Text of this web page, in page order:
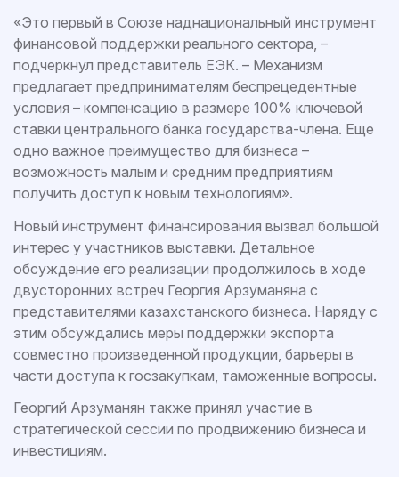
«Это первый в Союзе наднациональный инструмент
финансовой поддержки реального сектора, –
подчеркнул представитель ЕЭК. – Механизм
предлагает предпринимателям беспрецедентные
условия – компенсацию в размере 100% ключевой
ставки центрального банка государства-члена. Еще
одно важное преимущество для бизнеса –
возможность малым и средним предприятиям
получить доступ к новым технологиям».
Новый инструмент финансирования вызвал большой
интерес у участников выставки. Детальное
обсуждение его реализации продолжилось в ходе
двусторонних встреч Георгия Арзуманяна с
представителями казахстанского бизнеса. Наряду с
этим обсуждались меры поддержки экспорта
совместно произведенной продукции, барьеры в
части доступа к госзакупкам, таможенные вопросы.
Георгий Арзуманян также принял участие в
стратегической сессии по продвижению бизнеса и
инвестициям.